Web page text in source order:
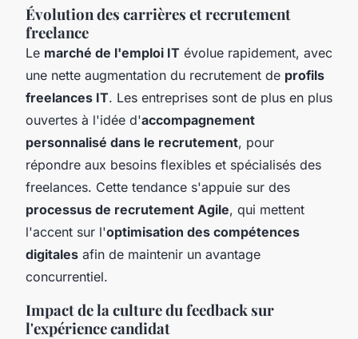
Évolution des carrières et recrutement
freelance
Le marché de l'emploi IT évolue rapidement, avec
une nette augmentation du recrutement de profils
freelances IT. Les entreprises sont de plus en plus
ouvertes à l'idée d'accompagnement
personnalisé dans le recrutement, pour
répondre aux besoins flexibles et spécialisés des
freelances. Cette tendance s'appuie sur des
processus de recrutement Agile, qui mettent
l'accent sur l'optimisation des compétences
digitales afin de maintenir un avantage
concurrentiel.
Impact de la culture du feedback sur
l'expérience candidat